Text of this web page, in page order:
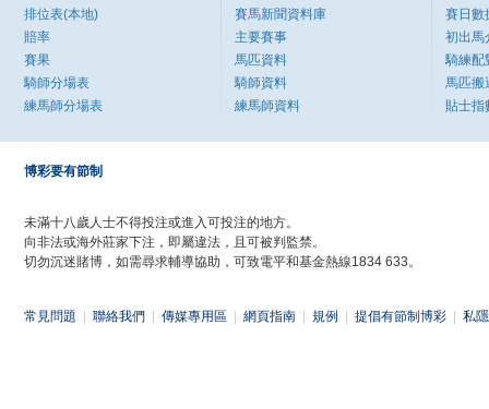
排位表(本地)
賠率
賽果
騎師分場表
練馬師分場表
賽馬新聞資料庫
主要賽事
馬匹資料
騎師資料
練馬師資料
賽日數
初出馬
騎練配
馬匹搬
貼士指
博彩要有節制
未滿十八歲人士不得投注或進入可投注的地方。
向非法或海外莊家下注，即屬違法，且可被判監禁。
切勿沉迷賭博，如需尋求輔導協助，可致電平和基金熱線1834 633。
常見問題 聯絡我們 傳媒專用區 網頁指南 規例 提倡有節制博彩 私